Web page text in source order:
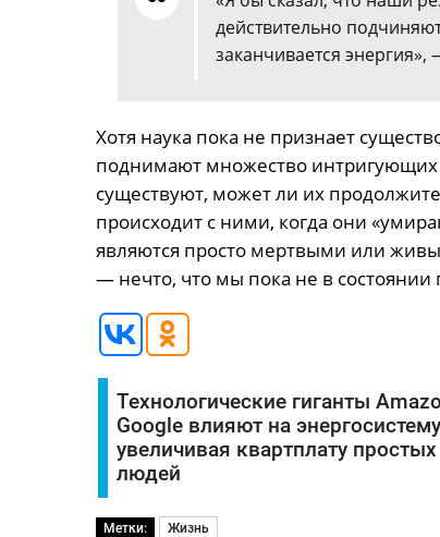
действительно
заканчивается энергия»,
Хотя наука пока не признает
поднимают множество интригующих
существуют, может ли их
происходит с ними, когда они
являются просто мертвыми или
— нечто, что мы пока не в состоянии
Технологические гиганты
Google влияют на
увеличивая квартплату простых
людей
Метки: Жизнь